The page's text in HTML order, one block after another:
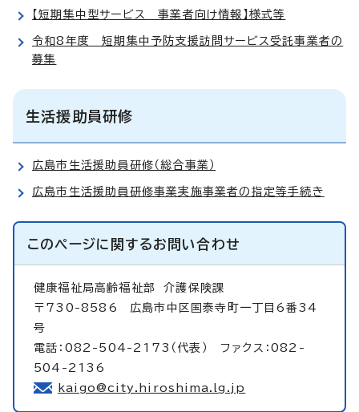
【短期集中型サービス 事業者向け情報】様式等
令和8年度 短期集中予防支援訪問サービス受託事業者の
募集
生活援助員研修
広島市生活援助員研修（総合事業）
広島市生活援助員研修事業実施事業者の指定等手続き
このページに関するお問い合わせ
健康福祉局高齢福祉部介護保険課
〒730-8586 広島市中区国泰寺町一丁目6番34
号
電話：082-504-2173（代表） ファクス：082-
504-2136
kaigo@city.hiroshima.lg.jp